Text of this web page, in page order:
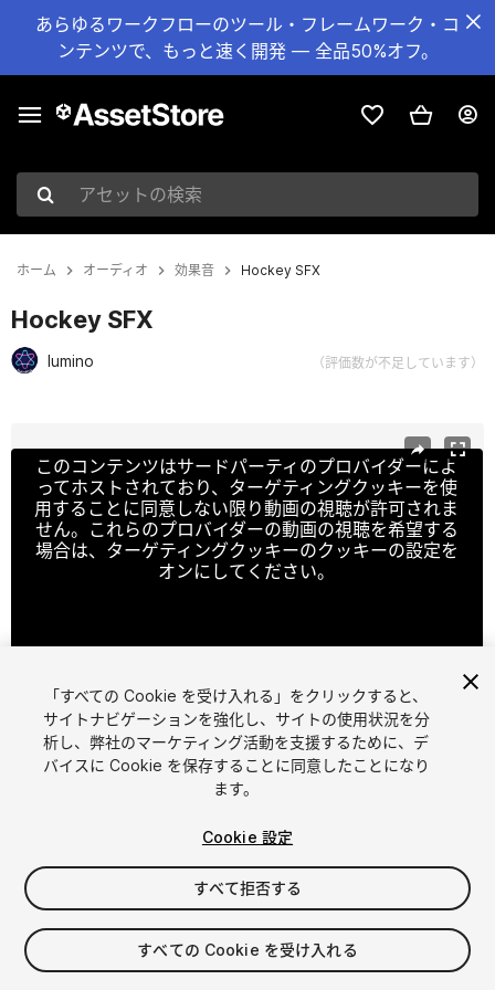
あらゆるワークフローのツール・フレームワーク・コ
ンテンツで、もっと速く開発 — 全品50%オフ。
アセットの検索
ホーム オーディオ 効果音 Hockey SFX
Hockey SFX
lumino （評価数が不足しています）
このコンテンツはサードパーティのプロバイダーによ
ってホストされており、ターゲティングクッキーを使
用することに同意しない限り動画の視聴が許可されま
せん。これらのプロバイダーの動画の視聴を希望する
場合は、ターゲティングクッキーのクッキーの設定を
オンにしてください。
1 /3
$8
消費税は決済時に計算されます
「すべての Cookie を受け入れる」をクリックすると、
サイトナビゲーションを強化し、サイトの使用状況を分
析し、弊社のマーケティング活動を支援するために、デ
バイスに Cookie を保存することに同意したことになり
ます。
Cookie 設定
すべて拒否する
すべての Cookie を受け入れる